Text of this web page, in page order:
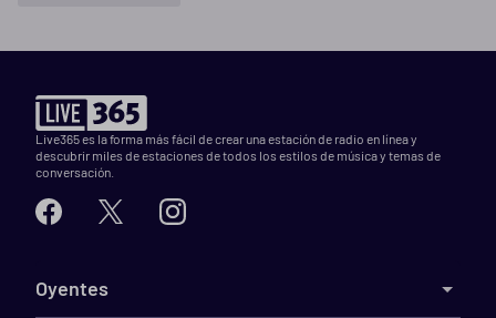
Live365 es la forma más fácil de crear una estación de radio en línea y
descubrir miles de estaciones de todos los estilos de música y temas de
conversación.
Oyentes